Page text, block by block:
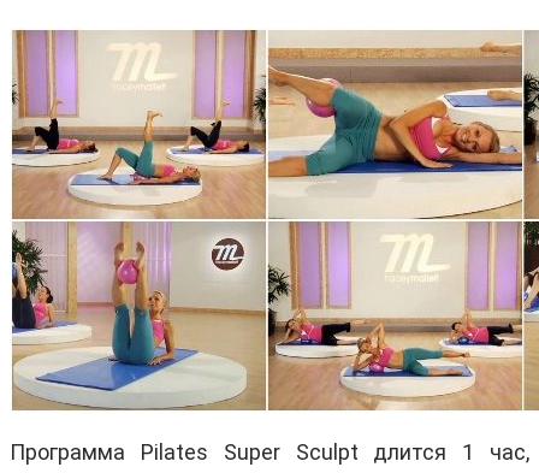
Программа Pilates Super Sculpt длится 1 час,